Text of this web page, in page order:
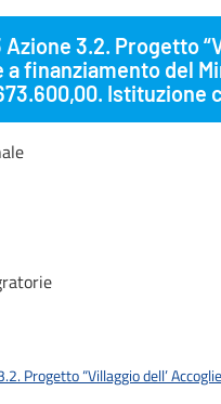
Azione 3.2. Progetto
finanziamento del
Istituzione
Progetto “Villaggio dell’